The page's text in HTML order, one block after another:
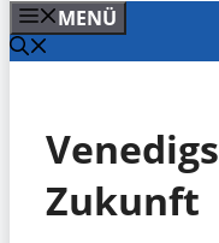
MENÜ
Venedigs
Zukunft